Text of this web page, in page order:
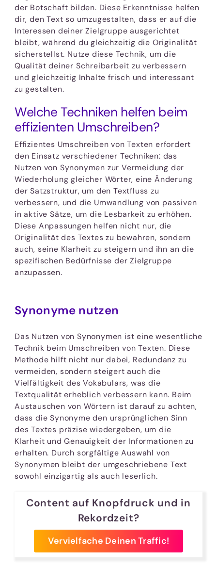
der Botschaft bilden. Diese Erkenntnisse helfen
dir, den Text so umzugestalten, dass er auf die
Interessen deiner Zielgruppe ausgerichtet
bleibt, während du gleichzeitig die Originalität
sicherstellst. Nutze diese Technik, um die
Qualität deiner Schreibarbeit zu verbessern
und gleichzeitig Inhalte frisch und interessant
zu gestalten.
Welche Techniken helfen beim
effizienten Umschreiben?
Effizientes Umschreiben von Texten erfordert
den Einsatz verschiedener Techniken: das
Nutzen von Synonymen zur Vermeidung der
Wiederholung gleicher Wörter, eine Änderung
der Satzstruktur, um den Textfluss zu
verbessern, und die Umwandlung von passiven
in aktive Sätze, um die Lesbarkeit zu erhöhen.
Diese Anpassungen helfen nicht nur, die
Originalität des Textes zu bewahren, sondern
auch, seine Klarheit zu steigern und ihn an die
spezifischen Bedürfnisse der Zielgruppe
anzupassen.
Synonyme nutzen
Das Nutzen von Synonymen ist eine wesentliche
Technik beim Umschreiben von Texten. Diese
Methode hilft nicht nur dabei, Redundanz zu
vermeiden, sondern steigert auch die
Vielfältigkeit des Vokabulars, was die
Textqualität erheblich verbessern kann. Beim
Austauschen von Wörtern ist darauf zu achten,
dass die Synonyme den ursprünglichen Sinn
des Textes präzise wiedergeben, um die
Klarheit und Genauigkeit der Informationen zu
erhalten. Durch sorgfältige Auswahl von
Synonymen bleibt der umgeschriebene Text
sowohl einzigartig als auch leserlich.
Content auf Knopfdruck und in
Rekordzeit?
Vervielfache Deinen Traffic!